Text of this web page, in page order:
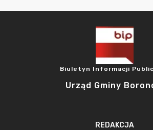
Biuletyn Informacji
Urząd Gminy
REDAKCJA